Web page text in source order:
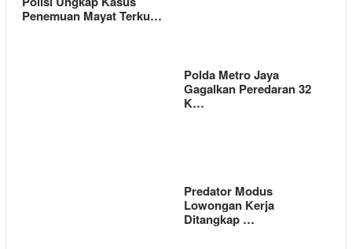
Penemuan Mayat Terku…
Polda Metro Jaya
Gagalkan Peredaran 32
K…
Predator Modus
Lowongan Kerja
Ditangkap …